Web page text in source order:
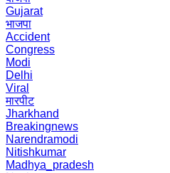
Gujarat
भाजपा
Accident
Congress
Modi
Delhi
Viral
मारपीट
Jharkhand
Breakingnews
Narendramodi
Nitishkumar
Madhya_pradesh